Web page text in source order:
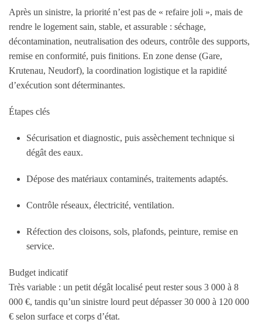
Après un sinistre, la priorité n’est pas de « refaire joli », mais de
rendre le logement sain, stable, et assurable : séchage,
décontamination, neutralisation des odeurs, contrôle des supports,
remise en conformité, puis finitions. En zone dense (Gare,
Krutenau, Neudorf), la coordination logistique et la rapidité
d’exécution sont déterminantes.
Étapes clés
Sécurisation et diagnostic, puis assèchement technique si
dégât des eaux.
Dépose des matériaux contaminés, traitements adaptés.
Contrôle réseaux, électricité, ventilation.
Réfection des cloisons, sols, plafonds, peinture, remise en
service.
Budget indicatif
Très variable : un petit dégât localisé peut rester sous 3 000 à 8
000 €, tandis qu’un sinistre lourd peut dépasser30 000 à 120 000
€ selon surface et corps d’état.